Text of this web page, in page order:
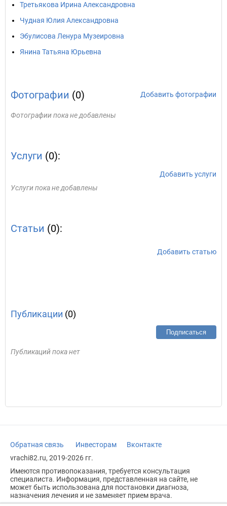
Третьякова Ирина Александровна
Чудная Юлия Александровна
Эбулисова Ленура Музеировна
Янина Татьяна Юрьевна
Фотографии (0) Добавить фотографии
Фотографии пока не добавлены
Услуги (0):
Добавить услуги
Услуги пока не добавлены
Статьи (0):
Добавить статью
Публикации (0)
Подписаться
Публикаций пока нет
Обратная связь Инвесторам
Вконтакте
vrachi82.ru, 2019-2026 гг.
Имеются противопоказания, требуется консультация
специалиста. Информация, представленная на сайте, не
может быть использована для постановки диагноза,
назначения лечения и не заменяет прием врача.